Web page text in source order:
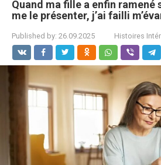
Quand ma fille a enfin ramené
me le présenter, j’ai failli
Published by: 26.09.2025 Histoires